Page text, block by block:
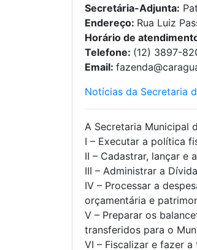
Secretária-Adjunta:
Endereço: Rua Luiz
Horário de
Telefone: (12) 3897-
Email:
Notícias da Secretaria
A Secretaria Municipal
I – Executar a política
II – Cadastrar, lançar e
III – Administrar a
IV – Processar a
orçamentária e
V – Preparar os
transferidos para o
VI – Fiscalizar e fazer